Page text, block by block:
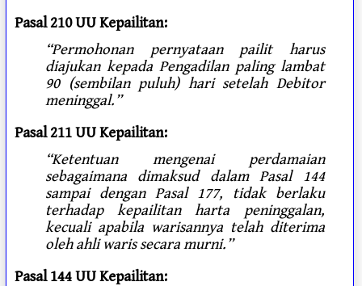
Pasal 210 UU Kepailitan:
“Permohonan pernyataan pailit harus
diajukan kepada Pengadilan paling lambat
90 (sembilan puluh) hari setelah Debitor
meninggal.”
Pasal 211 UU Kepailitan:
“Ketentuan mengenai perdamaian
sebagaimana dimaksud dalam Pasal 144
sampai dengan Pasal 177, tidak berlaku
terhadap kepailitan harta peninggalan,
kecuali apabila warisannya telah diterima
oleh ahli waris secara murni.”
Pasal 144 UU Kepailitan: